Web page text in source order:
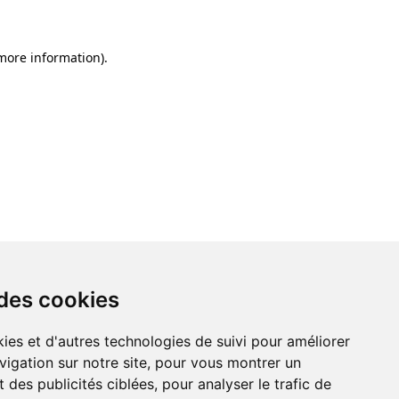
cookies
et d'autres technologies de suivi pour améliorer
sur notre site, pour vous montrer un
des publicités ciblées, pour analyser le trafic de
information).